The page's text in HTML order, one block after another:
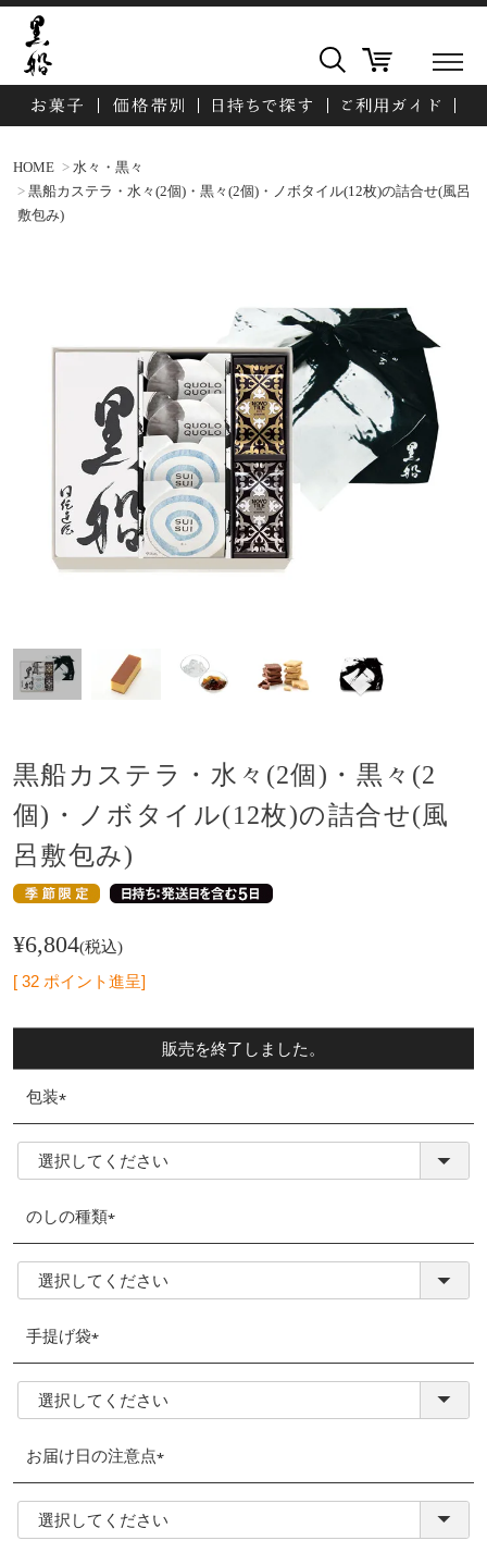
HOME
水々・黒々
黒船カステラ・水々(2個)・黒々(2個)・ノボタイル(12枚)の詰合せ(風呂
敷包み)
黒船カステラ・水々(2個)・黒々(2
個)・ノボタイル(12枚)の詰合せ(風
呂敷包み)
¥6,804 税込
[ 32 ポイント進呈]
販売を終了しました。
包装
(必
須)
のしの種類
(必
須)
手提げ袋
(必
須)
お届け日の注意点
(必
須)